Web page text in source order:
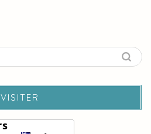
VISITER